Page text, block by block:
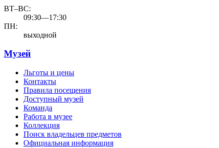
ВТ–ВС:
09:30—17:30
ПН:
выходной
Музей
Льготы и цены
Контакты
Правила посещения
Доступный музей
Команда
Работа в музее
Коллекция
Поиск владельцев предметов
Официальная информация